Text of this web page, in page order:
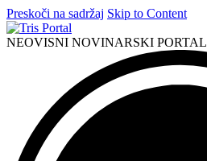
Preskoči na sadržaj Skip to Content
NEOVISNI NOVINARSKI PORTAL